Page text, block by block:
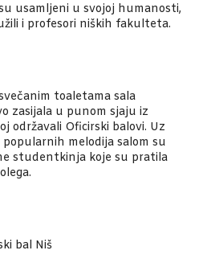
usamljeni u svojoj humanosti,
i profesori niških fakulteta.
toaletama sala
zasijala u punom sjaju iz
održavali Oficirski balovi. Uz
melodija salom su
studentkinja koje su pratila